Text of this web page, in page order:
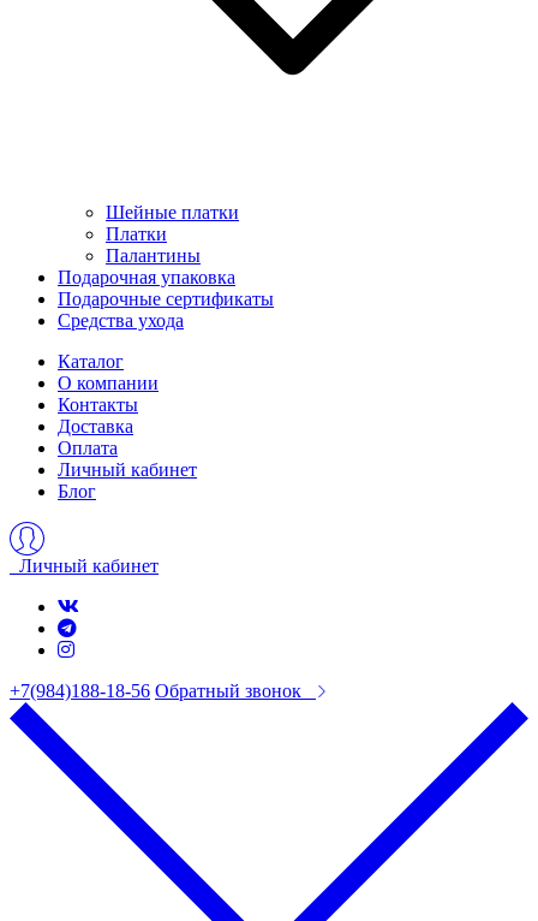
Шейные платки
Платки
Палантины
Подарочная упаковка
Подарочные сертификаты
Средства ухода
Каталог
О компании
Контакты
Доставка
Оплата
Личный кабинет
Блог
Личный кабинет
+7(984)188-18-56 Обратный звонок